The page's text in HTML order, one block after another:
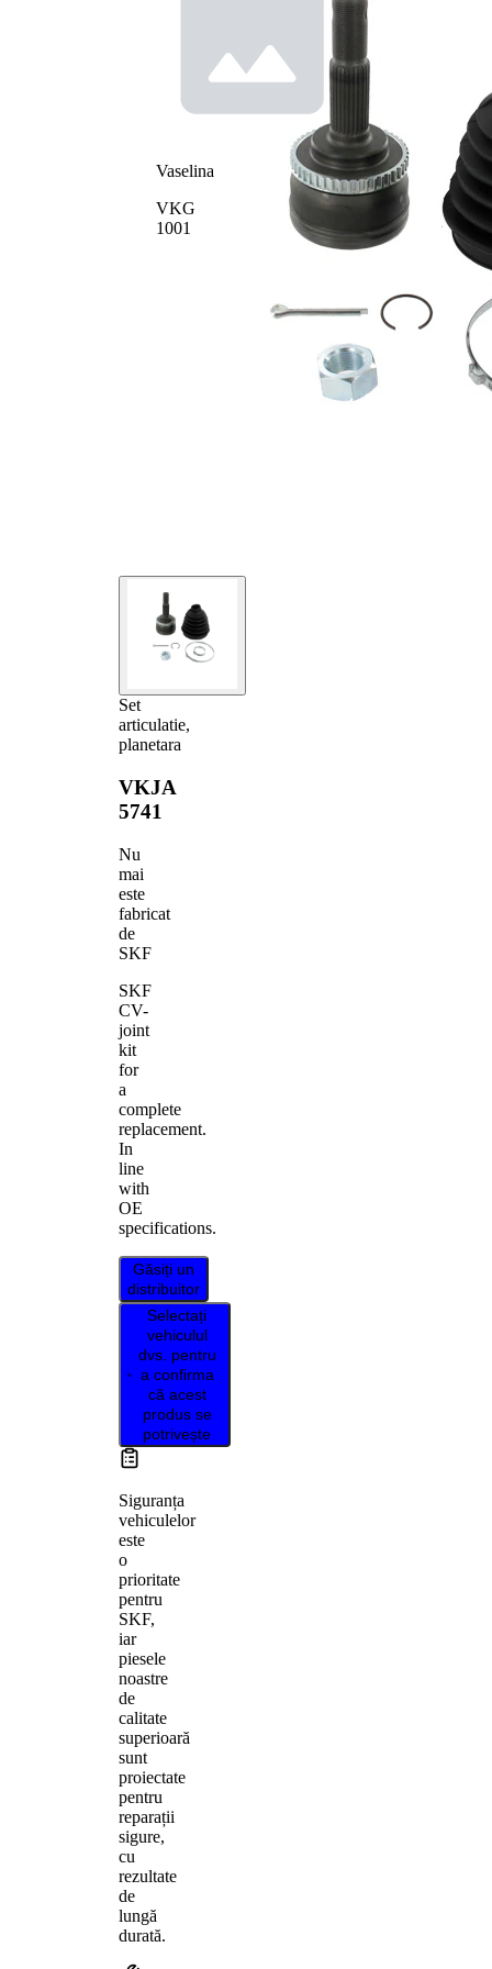
Set
articulatie,
planetara
VKJA
5741
Nu
mai
este
fabricat
de
SKF
SKF
CV-
joint
kit
for
a
complete
replacement.
In
line
with
OE
specifications.
Găsiți un
distribuitor
Selectați
vehiculul
dvs. pentru
a confirma
că acest
produs se
potrivește
Siguranța
vehiculelor
este
o
prioritate
pentru
SKF,
iar
piesele
noastre
de
calitate
superioară
sunt
proiectate
pentru
reparații
sigure,
cu
rezultate
de
lungă
durată.
Numar dinti
44
Vaselina
VKG
1001